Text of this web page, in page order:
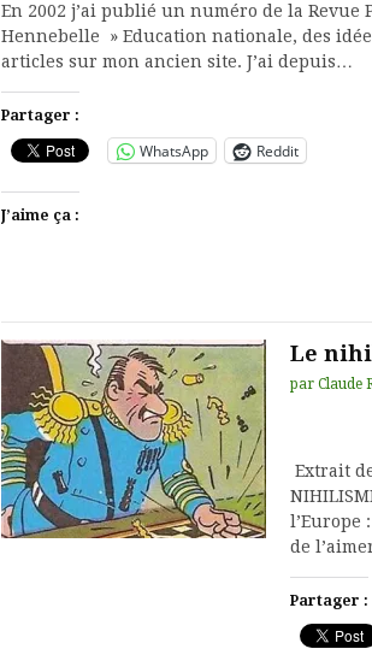
En 2002 j’ai publié un numéro de la
Hennebelle » Education nationale, des
articles sur mon ancien site. J’ai depuis…
Partager :
WhatsApp Reddit
J’aime ça :
Le
par Claude
Extrait
l’Europe
de
Partager :